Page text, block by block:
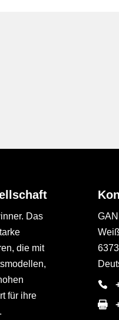
Das
die mit
für ihre